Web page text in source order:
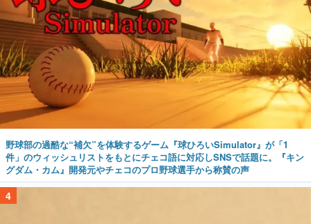
野球部の過酷な“補欠”を体験するゲーム『球ひろいSimulator』が「1
件」のウィッシュリストをもとにチェコ語に対応しSNSで話題に。『キン
グダム・カム』開発元やチェコのプロ野球選手から称賛の声
4